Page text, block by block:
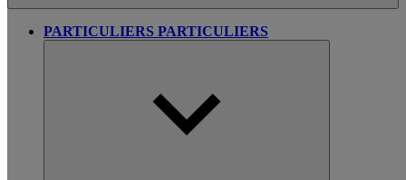
PARTICULIERS PARTICULIERS